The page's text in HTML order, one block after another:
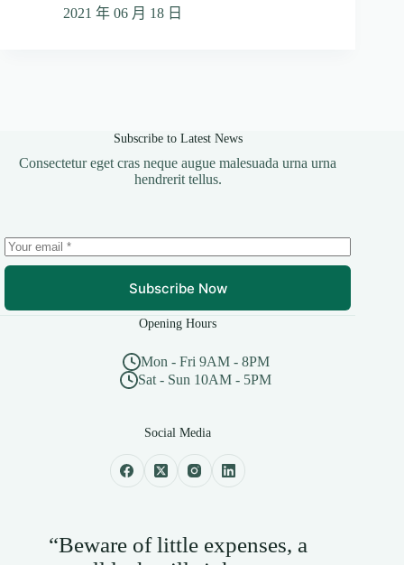
2021 年 06 月 18 日
Subscribe to Latest News
Consectetur eget cras neque augue malesuada urna urna
hendrerit tellus.
Subscribe Now
Opening Hours
Mon - Fri 9AM - 8PM
Sat - Sun 10AM - 5PM
Social Media
“Beware of little expenses, a